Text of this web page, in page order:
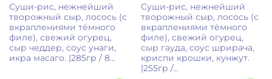
Суши-рис, нежнейший
творожный сыр, лосось (с
вкраплениями тёмного
филе), свежий огурец,
сыр чеддер, соус унаги,
икра масаго. |285гр / 8...
Суши-рис, нежнейший
творожный сыр, лосось (с
вкраплениями тёмного
филе), свежий огурец,
сыр гауда, соус шрирача,
криспи крошки, кунжут.
|255гр /...